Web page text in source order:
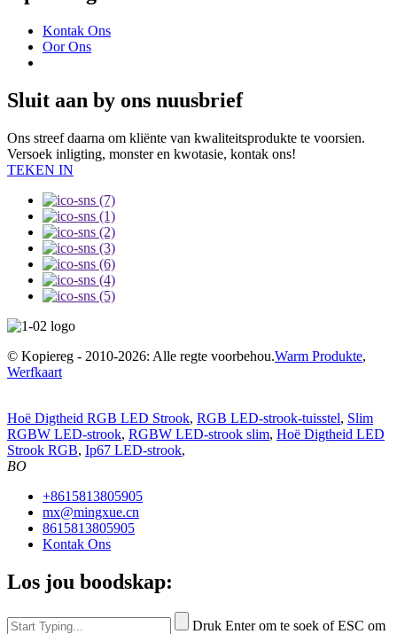
Kontak Ons
Oor Ons
Sluit aan by ons nuusbrief
Ons streef daarna om kliënte van kwaliteitsprodukte te voorsien.
Versoek inligting, monster en kwotasie, kontak ons!
TEKEN IN
© Kopiereg - 2010-2026: Alle regte voorbehou.Warm Produkte,
Werfkaart
Hoë Digtheid RGB LED Strook, RGB LED-strook-tuisstel, Slim
RGBW LED-strook, RGBW LED-strook slim, Hoë Digtheid LED
Strook RGB, Ip67 LED-strook,
BO
+8615813805905
mx@mingxue.cn
8615813805905
Kontak Ons
Los jou boodskap:
Druk Enter om te soek of ESC om